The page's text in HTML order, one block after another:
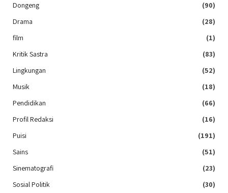
Dongeng
(90)
Drama
(28)
film
(1)
Kritik Sastra
(83)
Lingkungan
(52)
Musik
(18)
Pendidikan
(66)
Profil Redaksi
(16)
Puisi
(191)
Sains
(51)
Sinematografi
(23)
Sosial Politik
(30)